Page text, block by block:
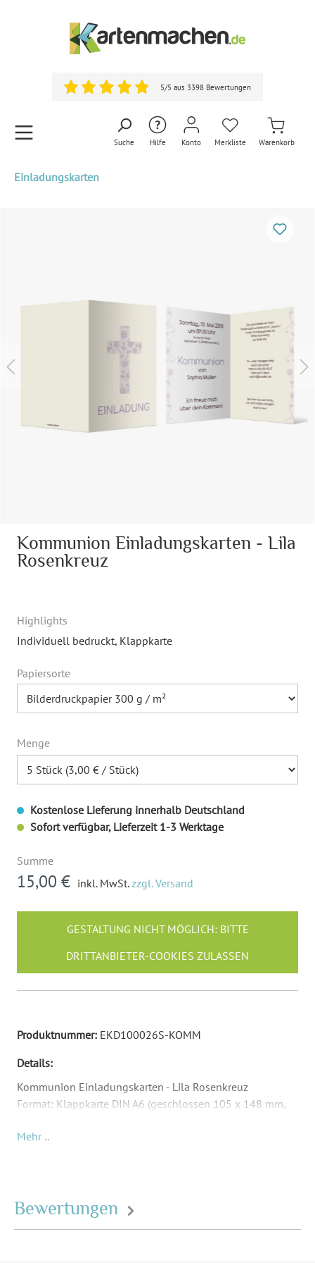
5/5 aus 3398 Bewertungen
Suche Hilfe Konto Merkliste Warenkorb
Einladungskarten
Kommunion Einladungskarten - Lila
Rosenkreuz
Highlights
Individuell bedruckt, Klappkarte
Papiersorte
Menge
Kostenlose Lieferung innerhalb Deutschland
Sofort verfügbar, Lieferzeit 1-3 Werktage
Summe
15,00 € inkl. MwSt.zzgl. Versand
GESTALTUNG NICHT MÖGLICH: BITTE
DRITTANBIETER-COOKIES ZULASSEN
Produktnummer: EKD100026S-KOMM
Details:
Kommunion Einladungskarten - Lila Rosenkreuz
Format: Klappkarte DIN A6 (geschlossen 105 x 148 mm,
Material: Abhängig von Papierauswahl
separat bestellt werden.
Mehr ..
Bewertungen